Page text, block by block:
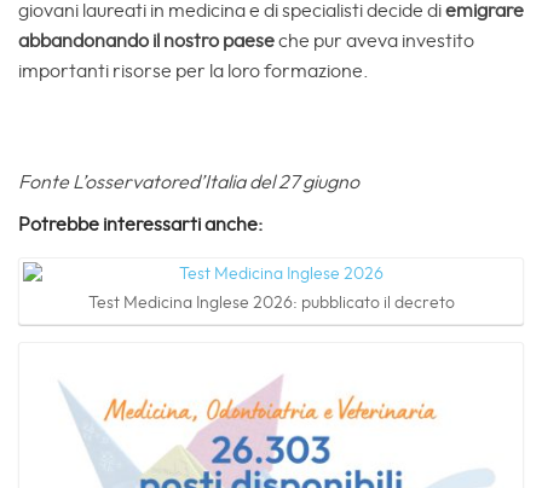
giovani laureati in medicina e di specialisti decide diemigrare
abbandonando il nostro paeseche pur aveva investito
importanti risorse per la loro formazione.
Fonte L’osservatored’Italia del 27 giugno
Potrebbe interessarti anche:
Test Medicina Inglese 2026: pubblicato il decreto